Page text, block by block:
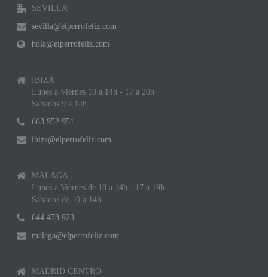
SEVILLA
sevilla@elperrofeliz.com
hola@elperrofeliz.com
IBIZA
Lunes a Viernes 10 a 14h - 17 a 20h
Sabados 9 a 14h
663 952 951
ibiza@elperrofeliz.com
MÁLAGA
Lunes a Viernes de 10 a 14h - 17 a 19h
Sábados de 10 a 14h
644 478 923
malaga@elperrofeliz.com
MADRID CENTRO